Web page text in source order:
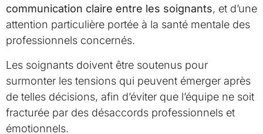
communication claire entre les soignants, et d’une
attention particulière portée à la santé mentale des
professionnels concernés.
Les soignants doivent être soutenus pour
surmonter les tensions qui peuvent émerger après
de telles décisions, afin d’éviter que l’équipe ne soit
fracturée par des désaccords professionnels et
émotionnels.